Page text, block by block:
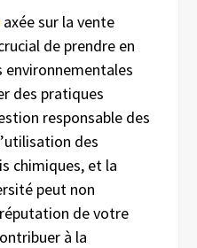
axée sur la vente
de prendre en
des pratiques
responsable des
des
chimiques, et la
peut non
de votre
à la